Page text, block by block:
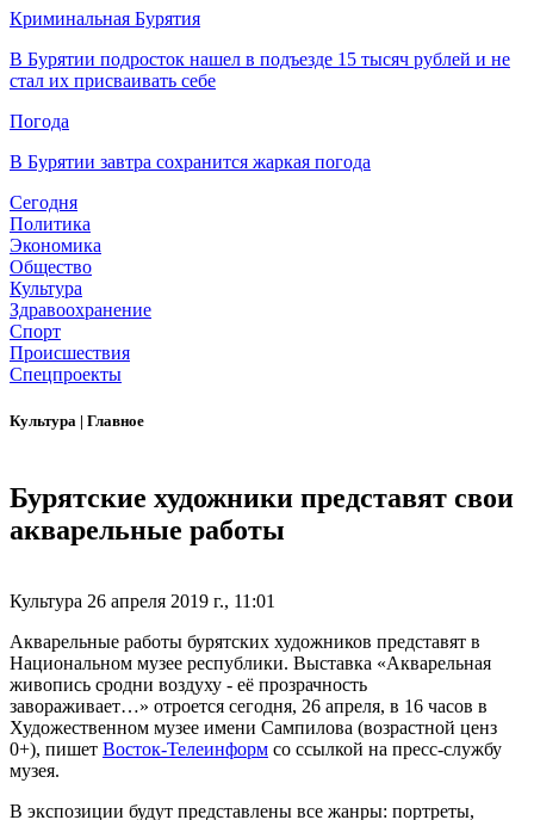
Криминальная Бурятия
В Бурятии подросток нашел в подъезде 15 тысяч рублей и не
стал их присваивать себе
Погода
В Бурятии завтра сохранится жаркая погода
Сегодня
Политика
Экономика
Общество
Культура
Здравоохранение
Спорт
Происшествия
Спецпроекты
Культура | Главное
Бурятские художники представят свои
акварельные работы
Культура 26 апреля 2019 г., 11:01
Акварельные работы бурятских художников представят в
Национальном музее республики. Выставка «Акварельная
живопись сродни воздуху - её прозрачность
завораживает…» отроется сегодня, 26 апреля, в 16 часов в
Художественном музее имени Сампилова (возрастной ценз
0+), пишет Восток-Телеинформ со ссылкой на пресс-службу
музея.
В экспозиции будут представлены все жанры: портреты,